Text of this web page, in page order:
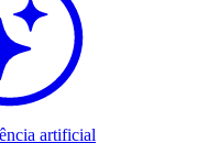
artificial